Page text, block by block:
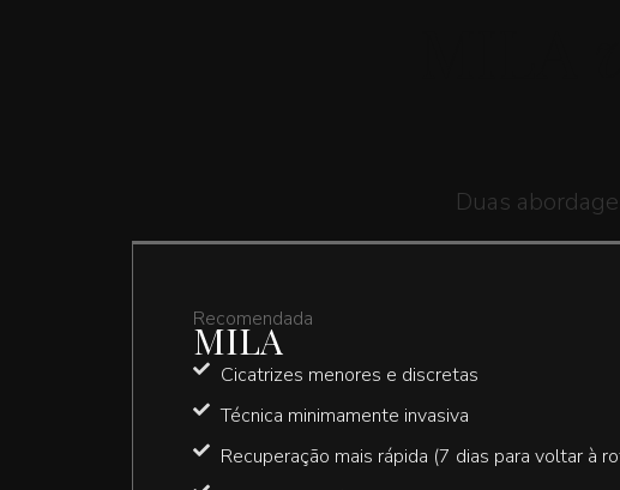
Duas
Recomendada
MILA
Cicatrizes menores e discretas
Técnica minimamente invasiva
Recuperação mais rápida (7 dias para voltar à